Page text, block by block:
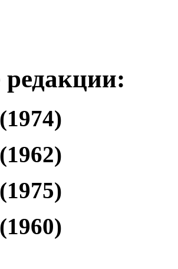
редакции:
(1974)
(1962)
(1975)
(1960)